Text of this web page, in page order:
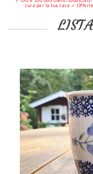
cura per la tua casa ✓